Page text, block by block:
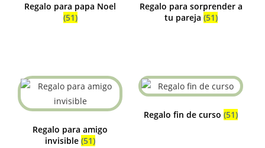
Regalo para papa Noel
(51)
Regalo para sorprender a
tu pareja (51)
Regalo para amigo
invisible (51)
Regalo fin de curso (51)